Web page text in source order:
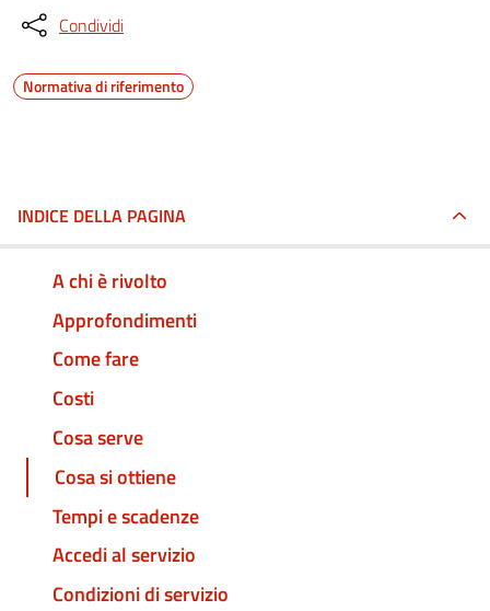
Condividi
Normativa di riferimento
INDICE DELLA PAGINA
A chi è rivolto
Approfondimenti
Come fare
Costi
Cosa serve
Cosa si ottiene
Tempi e scadenze
Accedi al servizio
Condizioni di servizio